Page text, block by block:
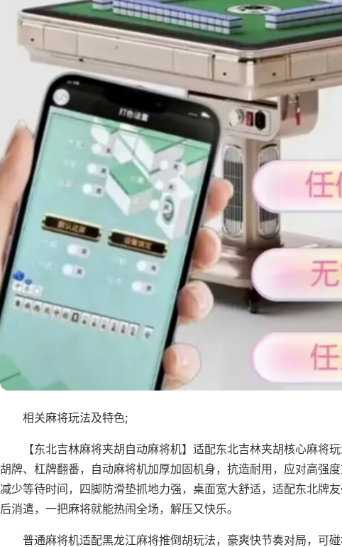
相关麻将玩法及特色;
【东北吉林麻将夹胡自动麻将机】适配东北吉林夹胡核心麻将
胡牌、杠牌翻番，自动麻将机加厚加固机身，抗造耐用，应对高强度
减少等待时间，四脚防滑垫抓地力强，桌面宽大舒适，适配东北牌
后消遣，一把麻将就能热闹全场，解压又快乐。
普通麻将机适配黑龙江麻将推倒胡玩法，豪爽快节奏对局，可碰